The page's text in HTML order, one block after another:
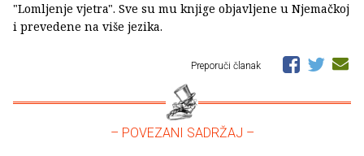
"Lomljenje vjetra". Sve su mu knjige objavljene u Njemačkoj
i prevedene na više jezika.
Preporuči članak
– POVEZANI SADRŽAJ –